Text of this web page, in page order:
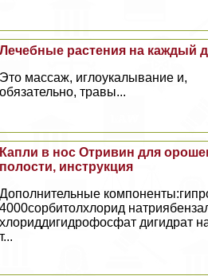
Лечебные растения на каждый
Это массаж, иглоукалывание и,
обязательно, травы...
Капли в нос Отривин для
полости, инструкция
Дополнительные
4000сорбитолхлорид
хлориддигидрофосфат дигидрат
т...